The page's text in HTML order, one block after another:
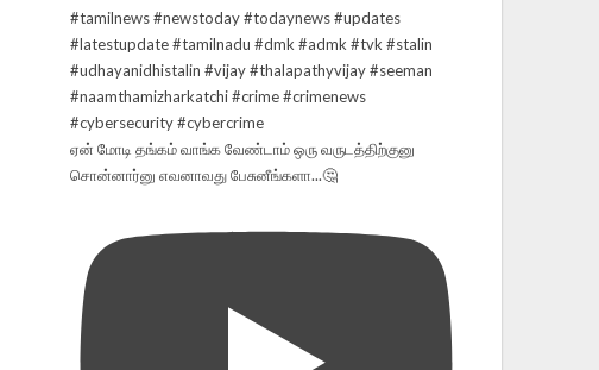
ஏன் மோடி தங்கம் வாங்க வேண்டாம் ஒரு வருடத்திற்குனு
சொன்னார்னு எவனாவது பேசுனீங்களா...🤔